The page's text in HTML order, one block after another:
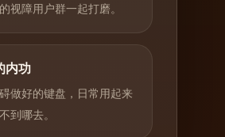
视障用户群一起打磨。
内功
做好的键盘，日常用起来
到哪去。